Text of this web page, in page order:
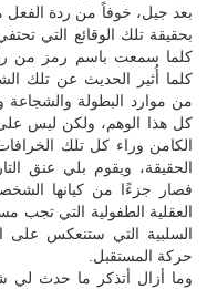
بعد جيل، خوفاً من ردة الفعل
بحقيقة تلك الوقائع التي
كلما سمعت باسم رمز من
كلما أُثير الحديث عن تلك
من موارد البطولة والشجاعة
كل هذا الوهم، ولكن ليس
الكامن وراء كل تلك
الحقيقة، ويقوم بلي عنق
فصار جزءًا من كيانها
العقلية الطفولية التي تجب
السلبية التي ستنعكس على
حركة المستقبل.